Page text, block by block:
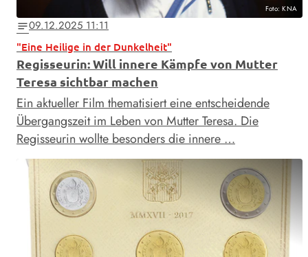
Foto: KNA
notes09.12.2025 11:11
"Eine Heilige in der Dunkelheit"
Regisseurin: Will innere Kämpfe von Mutter
Teresa sichtbar machen
Ein aktueller Film thematisiert eine entscheidende
Übergangszeit im Leben von Mutter Teresa. Die
Regisseurin wollte besonders die innere …